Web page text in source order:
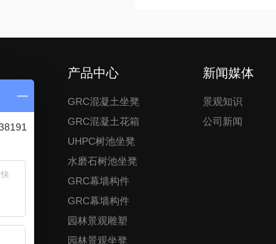
产品中心
GRC混凝土坐凳
GRC混凝土花箱
UHPC树池坐凳
水磨石树池坐凳
GRC幕墙构件
GRC幕墙构件
园林景观雕塑
园林景观坐凳
新闻媒体
景观知识
公司新闻